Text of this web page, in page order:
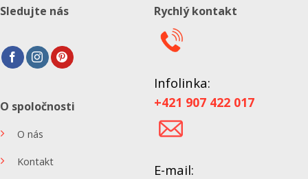
Sledujte nás
O spoločnosti
O nás
Kontakt
Rychlý kontakt
Infolinka:
+421 907 422 017
E-mail: